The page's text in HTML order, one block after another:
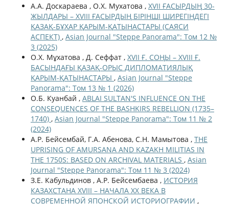
А.А. Доскараева , О.Х. Мухатова , XVII ҒАСЫРДЫҢ 30-
ЖЫЛДАРЫ – XVIIІ ҒАСЫРДЫҢ БІРІНШІ ШИРЕГІНДЕГІ
ҚАЗАҚ-БҰХАР ҚАРЫМ-ҚАТЫНАСТАРЫ (САЯСИ
АСПЕКТ) , Asian Journal "Steppe Panorama": Том 12 №
3 (2025)
О.Х. Мұхатова , Д. Сеффат , XVII Ғ. СОҢЫ – XVIII Ғ.
БАСЫНДАҒЫ ҚАЗАҚ-ОРЫС ДИПЛОМАТИЯЛЫҚ
ҚАРЫМ-ҚАТЫНАСТАРЫ , Asian Journal "Steppe
Panorama": Том 13 № 1 (2026)
О.Б. Куанбай , ABLAI SULTAN'S INFLUENCE ON THE
CONSEQUENCES OF THE BASHKIRS REBELLION (1735–
1740) , Asian Journal "Steppe Panorama": Том 11 № 2
(2024)
А.Р. Бейсембай, Г.А. Абенова, С.Н. Мамытова , THE
UPRISING OF AMURSANA AND KAZAKH MILITIAS IN
THE 1750S: BASED ON ARCHIVAL MATERIALS , Asian
Journal "Steppe Panorama": Том 11 № 3 (2024)
З.Е. Кабульдинов , А.Р. Бейсембаева , ИСТОРИЯ
КАЗАХСТАНА XVIII – НАЧАЛА ХХ ВЕКА В
СОВРЕМЕННОЙ ЯПОНСКОЙ ИСТОРИОГРАФИИ ,